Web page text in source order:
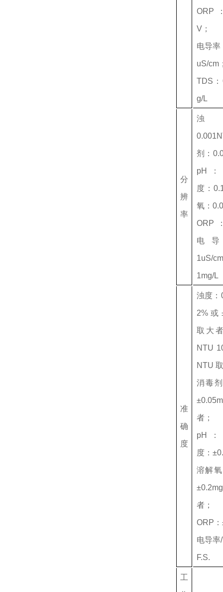
ORP
V；
电导率
uS/cm
TDS
g/L
分
辨
率
浊
剂：
pH：
度：
氧：
ORP
电
1uS/
1mg/L
准
确
度
浊度：
2%或
取大
NTU
NTU
消毒
者；
pH：
度：
溶解
者；
ORP
电导率
F.S.
工